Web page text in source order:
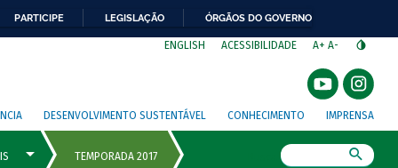
PARTICIPE LEGISLAÇÃO ÓRGÃOS DO GOVERNO
ENGLISH ACESSIBILIDADE A+ A-
DESENVOLVIMENTO SUSTENTÁVEL CONHECIMENTO IMPRENSA